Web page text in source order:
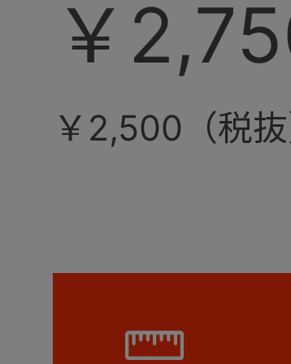
￥
￥2,500（税抜